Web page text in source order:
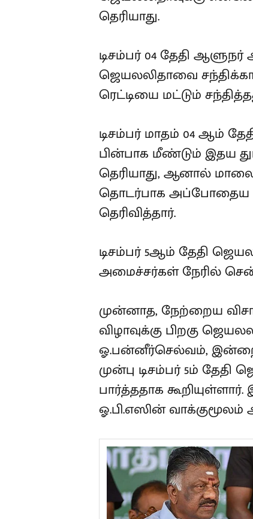
அரசாங்க பணிகள்
எந்தவித தகவலையும்
போது
என எனக்கு தெரியாது.
டிசம்பர் 04 தேதி
ஜெயலலிதாவை
ரெட்டியை மட்டும்
டிசம்பர் மாதம் 04 ஆம்
பின்பாக மீண்டும் இதய
பொருத்தப்பட்டது
அமைச்சர் விஜயபாஸ்கர்
டிசம்பர் 5ஆம் தேதி
மூன்று அமைச்சர்கள்
முன்னாத, நேற்றைய
தொடக்க விழாவுக்கு
எனக் கூறியிருந்த
போது அவர் இறப்பதற்கு
நான் உட்பட 3
முன்னுக்குப்பின்
அமைந்துள்ளதில்